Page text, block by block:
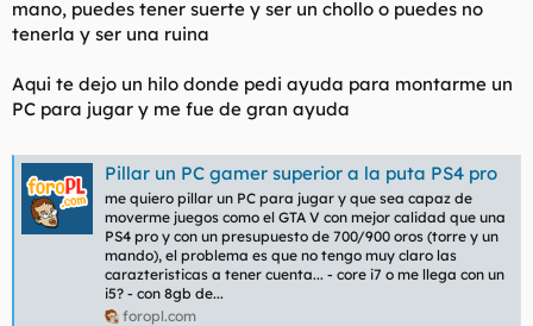
mano, puedes tener suerte y ser un chollo o puedes no
tenerla y ser una ruina
Aqui te dejo un hilo donde pedi ayuda para montarme un
PC para jugar y me fue de gran ayuda
Pillar un PC gamer superior a la puta PS4 pro
me quiero pillar un PC para jugar y que sea capaz de
moverme juegos como el GTA V con mejor calidad que una
PS4 pro y con un presupuesto de 700/900 oros (torre y un
mando), el problema es que no tengo muy claro las
carazteristicas a tener cuenta... - core i7 o me llega con un
i5? - con 8gb de...
foropl.com